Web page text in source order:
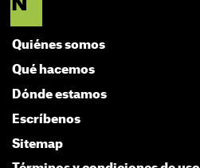
Quiénes somos
Qué hacemos
Dónde estamos
Escríbenos
Sitemap